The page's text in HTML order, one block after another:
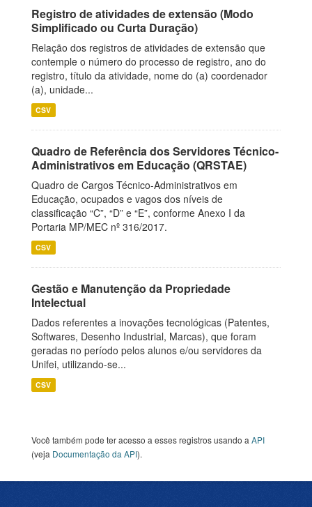
Registro de atividades de extensão (Modo
Simplificado ou Curta Duração)
Relação dos registros de atividades de extensão que
contemple o número do processo de registro, ano do
registro, título da atividade, nome do (a) coordenador
(a), unidade...
CSV
Quadro de Referência dos Servidores Técnico-
Administrativos em Educação (QRSTAE)
Quadro de Cargos Técnico-Administrativos em
Educação, ocupados e vagos dos níveis de
classificação “C”, “D” e “E”, conforme Anexo I da
Portaria MP/MEC nº 316/2017.
CSV
Gestão e Manutenção da Propriedade
Intelectual
Dados referentes a inovações tecnológicas (Patentes,
Softwares, Desenho Industrial, Marcas), que foram
geradas no período pelos alunos e/ou servidores da
Unifei, utilizando-se...
CSV
Você também pode ter acesso a esses registros usando a API
(veja Documentação da API).